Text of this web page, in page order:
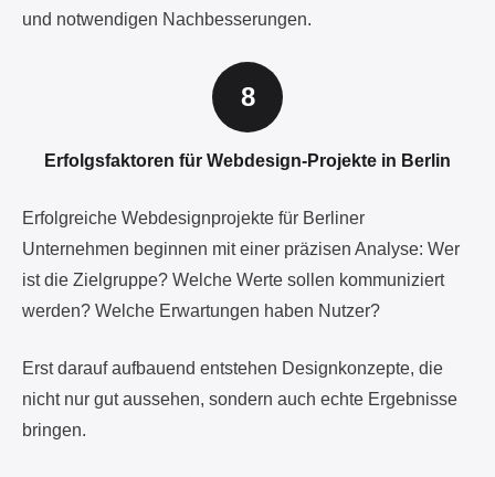
und notwendigen Nachbesserungen.
Erfolgsfaktoren für Webdesign-Projekte in Berlin
Erfolgreiche Webdesignprojekte für Berliner
Unternehmen beginnen mit einer präzisen Analyse: Wer
ist die Zielgruppe? Welche Werte sollen kommuniziert
werden? Welche Erwartungen haben Nutzer?
Erst darauf aufbauend entstehen Designkonzepte, die
nicht nur gut aussehen, sondern auch echte Ergebnisse
bringen.